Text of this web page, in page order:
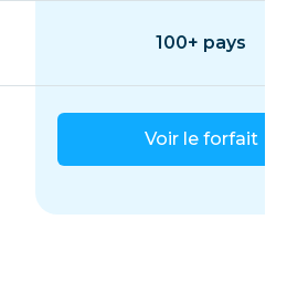
100+ pays
Voir le forfait